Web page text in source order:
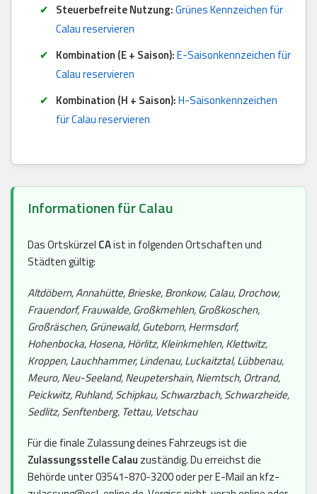
Steuerbefreite Nutzung:Grünes Kennzeichen für
Calau reservieren
Kombination (E + Saison):E-Saisonkennzeichen für
Calau reservieren
Kombination (H + Saison):H-Saisonkennzeichen
für Calau reservieren
Informationen für Calau
Das Ortskürzel CAist in folgenden Ortschaften und
Städten gültig:
Altdöbern, Annahütte, Brieske, Bronkow, Calau, Drochow,
Frauendorf, Frauwalde, Großkmehlen, Großkoschen,
Großräschen, Grünewald, Guteborn, Hermsdorf,
Hohenbocka, Hosena, Hörlitz, Kleinkmehlen, Klettwitz,
Kroppen, Lauchhammer, Lindenau, Luckaitztal, Lübbenau,
Meuro, Neu-Seeland, Neupetershain, Niemtsch, Ortrand,
Peickwitz, Ruhland, Schipkau, Schwarzbach, Schwarzheide,
Sedlitz, Senftenberg, Tettau, Vetschau
Für die finale Zulassung deines Fahrzeugs ist die
Zulassungsstelle Calau zuständig. Du erreichst die
Behörde unter 03541-870-3200 oder per E-Mail an kfz-